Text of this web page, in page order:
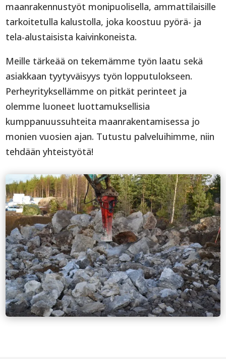
maanrakennustyöt monipuolisella, ammattilaisille
tarkoitetulla kalustolla, joka koostuu pyörä- ja
tela-alustaisista kaivinkoneista.
Meille tärkeää on tekemämme työn laatu sekä
asiakkaan tyytyväisyys työn lopputulokseen.
Perheyrityksellämme on pitkät perinteet ja
olemme luoneet luottamuksellisia
kumppanuussuhteita maanrakentamisessa jo
monien vuosien ajan. Tutustu palveluihimme, niin
tehdään yhteistyötä!